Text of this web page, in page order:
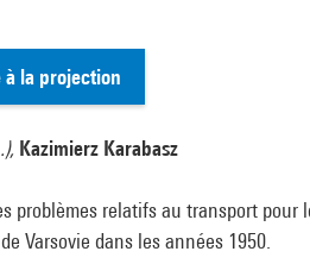
la projection
Kazimierz Karabasz
problèmes relatifs au transport pour
Varsovie dans les années 1950.